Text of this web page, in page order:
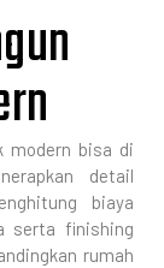
modern bisa di
detail
biaya
serta finishing
rumah